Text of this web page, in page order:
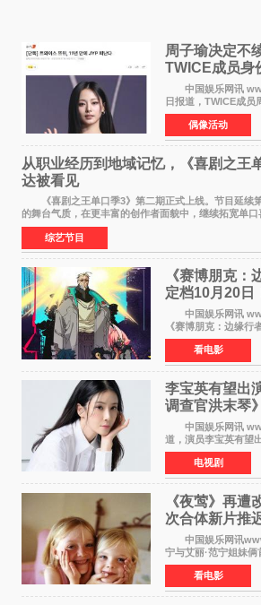
周子瑜决定不
TWICE成员身
中国娱乐网讯 www
日报道，TWICE成员
议，不再续签个人专
TWICE的完整团体
过生存节目《SIXTE
偶像活动
从职业经历到地域记忆，《喜剧之王
达被看见
《喜剧之王单口季3》第二期正式上线。节目延续
的舞台气质，在更丰富的创作者面貌中，继续拓宽单
着更加成熟的文本与舞台掌控回归，新面孔则
综艺节目
《赛博朋克：
定档10月20日
对角色投入太
中国娱乐网讯 www
《赛博朋克：边缘行
式敲定——将于10月
前，Netflix韩国官方
息，随后迅
看电影
李宝英有望出
调查官洪末琴
妈妈家事调查
中国娱乐网讯 www
道，演员李宝英有望
洪末琴》女主角，
剧中饰演家庭法院
使在极限状况
电视剧
《夜莺》再遭
次合体新片推
中国娱乐网讯
宁与艾丽·范宁姐妹
莺》再度改档，从原
同年3月19日北美上
期争取更多年轻
看电影